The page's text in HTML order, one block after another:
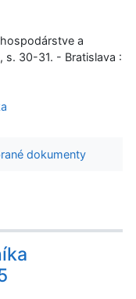
a
s. 30-31. - Bratislava :
dokumenty